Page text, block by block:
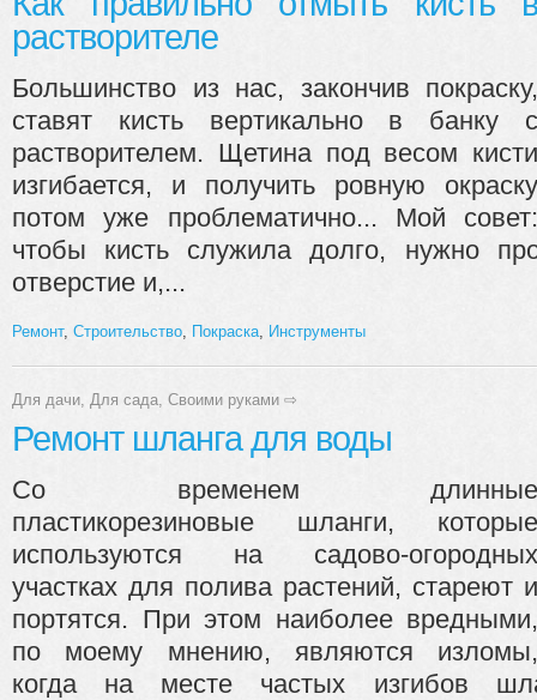
растворителе
Большинство из нас, закончив покраску,
ставят кисть вертикально в банку с
растворителем. Щетина под весом кисти
изгибается, и получить ровную окраску
потом уже проблематично... Мой совет:
чтобы кисть служила долго, нужно
отверстие и,...
Ремонт, Строительство, Покраска, Инструменты
Для дачи, Для сада, Своими руками ⇨
Ремонт шланга для воды
Со временем длинные
пластикорезиновые шланги, которые
используются на садово-огородных
участках для полива растений, стареют и
портятся. При этом наиболее вредными,
по моему мнению, являются изломы,
когда на месте частых изгибов